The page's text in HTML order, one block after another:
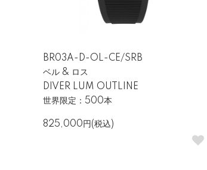
BR03A-D-OL-CE/SRB
ベル & ロス
DIVER LUM OUTLINE
世界限定：500本
825,000円(税込)